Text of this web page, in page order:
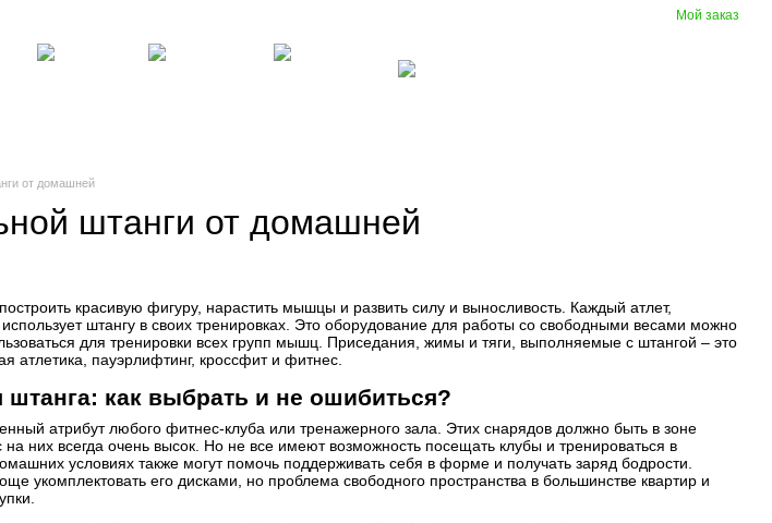
Мой заказ
от домашней
штанги от домашней
красивую фигуру, нарастить мышцы и развить силу и выносливость. Каждый атлет,
штангу в своих тренировках. Это оборудование для работы со свободными весами можно
для тренировки всех групп мышц. Приседания, жимы и тяги, выполняемые с штангой – это
атлетика, пауэрлифтинг, кроссфит и фитнес.
как выбрать и не ошибиться?
атрибут любого фитнес-клуба или тренажерного зала. Этих снарядов должно быть в зоне
них всегда очень высок. Но не все имеют возможность посещать клубы и тренироваться в
условиях также могут помочь поддерживать себя в форме и получать заряд бодрости.
укомплектовать его дисками, но проблема свободного пространства в большинстве квартир и